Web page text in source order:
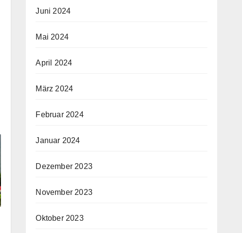
Juni 2024
Mai 2024
April 2024
März 2024
Februar 2024
Januar 2024
Dezember 2023
November 2023
Oktober 2023